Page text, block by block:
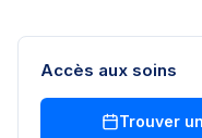
Accès aux soins
Trouver